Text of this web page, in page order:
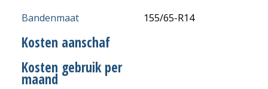
Bandenmaat
155/65-R14
Kosten aanschaf
Kosten gebruik per
maand